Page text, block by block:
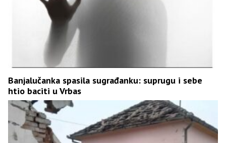
Banjalučanka spasila sugrađanku: suprugu i sebe
htio baciti u Vrbas